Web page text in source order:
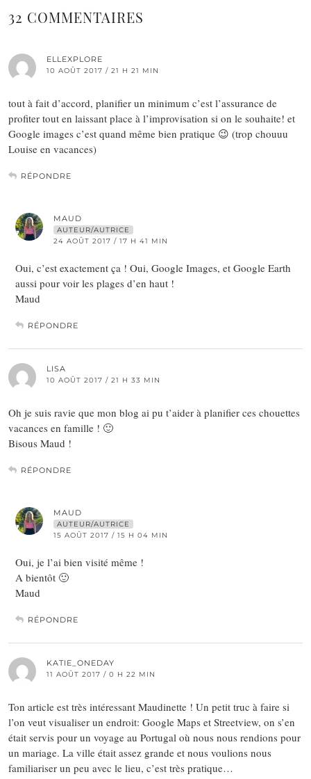
32 COMMENTAIRES
ELLEXPLORE
10 AOÛT 2017 / 21 H 21 MIN
tout à fait d’accord, planifier un minimum c’est l’assurance de
profiter tout en laissant place à l’improvisation si on le souhaite! et
Google images c’est quand même bien pratique 😉 (trop chouuu
Louise en vacances)
RÉPONDRE
MAUD
AUTEUR/AUTRICE
24 AOÛT 2017 / 17 H 41 MIN
Oui, c’est exactement ça ! Oui, Google Images, et Google Earth
aussi pour voir les plages d’en haut !
Maud
RÉPONDRE
LISA
10 AOÛT 2017 / 21 H 33 MIN
Oh je suis ravie que mon blog ai pu t’aider à planifier ces chouettes
vacances en famille ! 🙂
Bisous Maud !
RÉPONDRE
MAUD
AUTEUR/AUTRICE
15 AOÛT 2017 / 15 H 04 MIN
Oui, je l’ai bien visité même !
A bientôt 🙂
Maud
RÉPONDRE
KATIE_ONEDAY
11 AOÛT 2017 / 0 H 22 MIN
Ton article est très intéressant Maudinette ! Un petit truc à faire si
l’on veut visualiser un endroit: Google Maps et Streetview, on s’en
était servis pour un voyage au Portugal où nous nous rendions pour
un mariage. La ville était assez grande et nous voulions nous
familiariser un peu avec le lieu, c’est très pratique…